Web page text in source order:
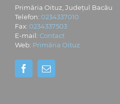
Primăria Oituz, Județul Bacău
Telefon: 0234337010
Fax: 0234337503
E-mail: Contact
Web: Primăria Oituz